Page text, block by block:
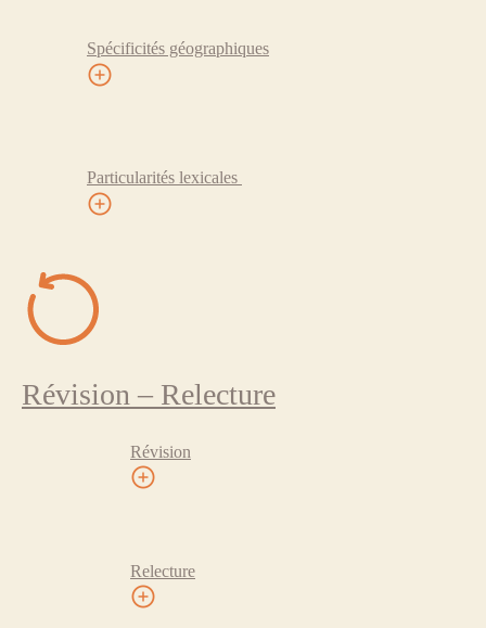
Spécificités géographiques
Particularités lexicales
Révision – Relecture
Révision
Relecture